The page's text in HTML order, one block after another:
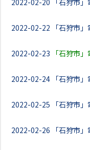
2022-02-20 「石狩市
2022-02-22 「石狩市
2022-02-23 「石狩市
2022-02-24 「石狩市
2022-02-25 「石狩市
2022-02-26 「石狩市